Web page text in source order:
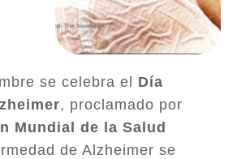
se celebra el Día
, proclamado por
Mundial de la Salud
de Alzheimer se